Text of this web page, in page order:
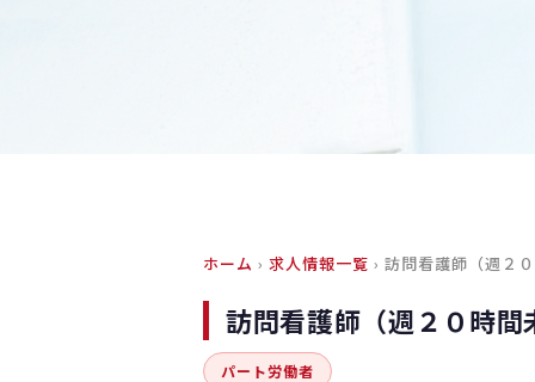
ホーム › 求人情報一覧 › 訪問看護師（週２
訪問看護師（週２０時間
パート労働者